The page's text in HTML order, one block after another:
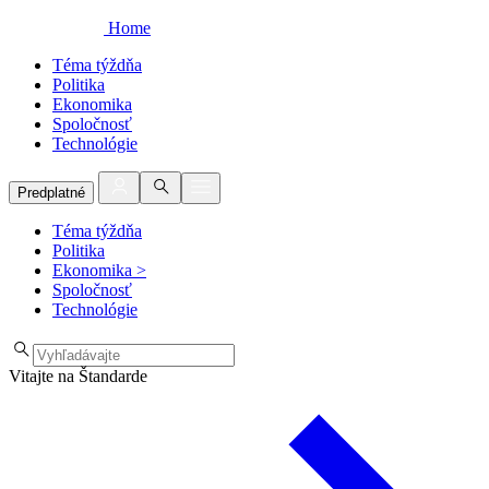
Home
Téma týždňa
Politika
Ekonomika
Spoločnosť
Technológie
Predplatné
Téma týždňa
Politika
Ekonomika >
Spoločnosť
Technológie
Vitajte na Štandarde